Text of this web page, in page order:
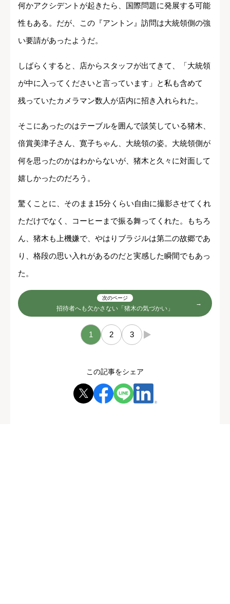
何かアクシデントが起きたら、国際問題に発展する可能
性もある。だが、この『アントン』訪問は大統領側の強
い要請があったようだ。
しばらくすると、店からスタッフが出てきて、「大統領
が中に入ってくださいと言っています」と私も含めて
残っていたカメラマン数人が店内に招き入れられた。
そこにあったのはテーブルを囲んで談笑している猪木、
倍賞美津子さん、寛子ちゃん、大統領の姿。大統領側が
何を思ったのかはわからないが、猪木と久々に対面して
嬉しかったのだろう。
驚くことに、そのまま15分くらい自由に撮影させてくれ
ただけでなく、コーヒーまで振る舞ってくれた。もちろ
ん、猪木も上機嫌で、やはりブラジルは第二の故郷であ
り、格段の思い入れがあるのだと実感した瞬間でもあっ
た。
次のページ
招待者へも欠かさない「猪木の気づかい」
1 2 3 →
この記事をシェア